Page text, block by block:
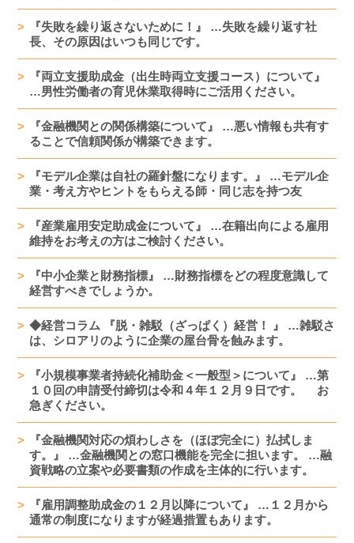
『失敗を繰り返さないために！』 …失敗を繰り返す社
長、その原因はいつも同じです。
『両立支援助成金（出生時両立支援コース）について』
…男性労働者の育児休業取得時にご活用ください。
『金融機関との関係構築について』 …悪い情報も共有す
ることで信頼関係が構築できます。
『モデル企業は自社の羅針盤になります。』 …モデル企
業・考え方やヒントをもらえる師・同じ志を持つ友
『産業雇用安定助成金について』 …在籍出向による雇用
維持をお考えの方はご検討ください。
『中小企業と財務指標』 …財務指標をどの程度意識して
経営すべきでしょうか。
◆経営コラム 『脱・雑駁（ざっぱく）経営！ 』 …雑駁さ
は、シロアリのように企業の屋台骨を蝕みます。
『小規模事業者持続化補助金＜一般型＞について』 …第
１０回の申請受付締切は令和４年１２月９日です。 お
急ぎください。
『金融機関対応の煩わしさを（ほぼ完全に）払拭しま
す。』 …金融機関との窓口機能を完全に担います。 …融
資戦略の立案や必要書類の作成を主体的に行います。
『雇用調整助成金の１２月以降について』 …１２月から
通常の制度になりますが経過措置もあります。